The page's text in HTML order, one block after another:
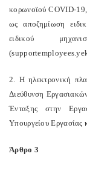
κορωνοϊού COVID-19,
ως αποζημίωση
ειδικού
2. Η ηλεκτρονική
Διεύθυνση
Ένταξης στην
Υπουργείου
Άρθρο 3